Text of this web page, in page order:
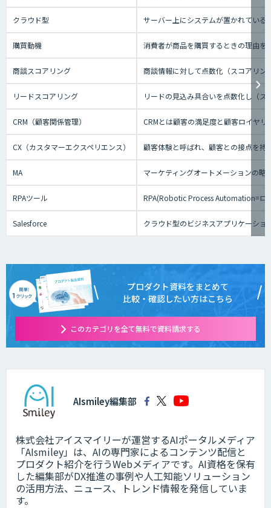
クラウド型 サーバー上にシステムが置かれてい
購買動機 消費者が商品を購買するときの理由を
商談スコアリング 商談情報に対して点数化（スコアリ
リードスコアリング リードの見込み具合いを点数化し（
CRM（顧客関係管理） CRMとは顧客の満足度と顧客ロイヤ
CX（カスタマーエクスペリエンス） 顧客体験と呼ばれ、顧客との接点を持
MA マーケティングオートメーションの略
RPAツール RPA(Robotic Process Automation=ロ
Salesforce クラウド型のビジネスアプリケーシ
プロダクト資料をまとめて
比較・確認したい方はこちら
このカテゴリを全て無料で資料請求する
AIsmiley編集部
株式会社アイスマイリーが運営するAIポータルメディア
「AIsmiley」は、AIの専門家によるコンテンツ配信と
プロダクト紹介を行うWebメディアです。AI資格を保有
した編集部がDX推進の事例や人工知能ソリューション
の活用方法、ニュース、トレンド情報を発信していま
す。